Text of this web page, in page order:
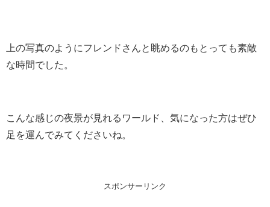
上の写真のようにフレンドさんと眺めるのもとっても素敵
な時間でした。
こんな感じの夜景が見れるワールド、気になった方はぜひ
足を運んでみてくださいね。
スポンサーリンク